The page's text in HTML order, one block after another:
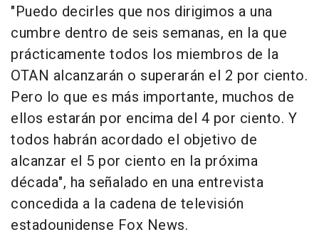
"Puedo decirles que nos dirigimos a una
cumbre dentro de seis semanas, en la que
prácticamente todos los miembros de la
OTAN alcanzarán o superarán el 2 por ciento.
Pero lo que es más importante, muchos de
ellos estarán por encima del 4 por ciento. Y
todos habrán acordado el objetivo de
alcanzar el 5 por ciento en la próxima
década", ha señalado en una entrevista
concedida a la cadena de televisión
estadounidense Fox News.